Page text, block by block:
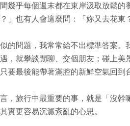
幾乎每個週末都在東岸汲取放鬆
」也有人會這麼問：「妳又去花東
的問題，我常常給不出標準答案。
，就攀談閒聊、交個朋友；碰上
要最後能帶著滿腔的新鮮空氣回到
，旅行中最重要的事，就是「沒
實更容易沉澱紊亂的心思。